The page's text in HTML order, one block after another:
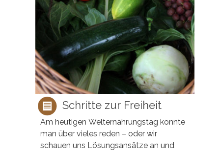
Schritte zur Freiheit
Am heutigen Welternährungstag könnte
man über vieles reden – oder wir
schauen uns Lösungsansätze an und